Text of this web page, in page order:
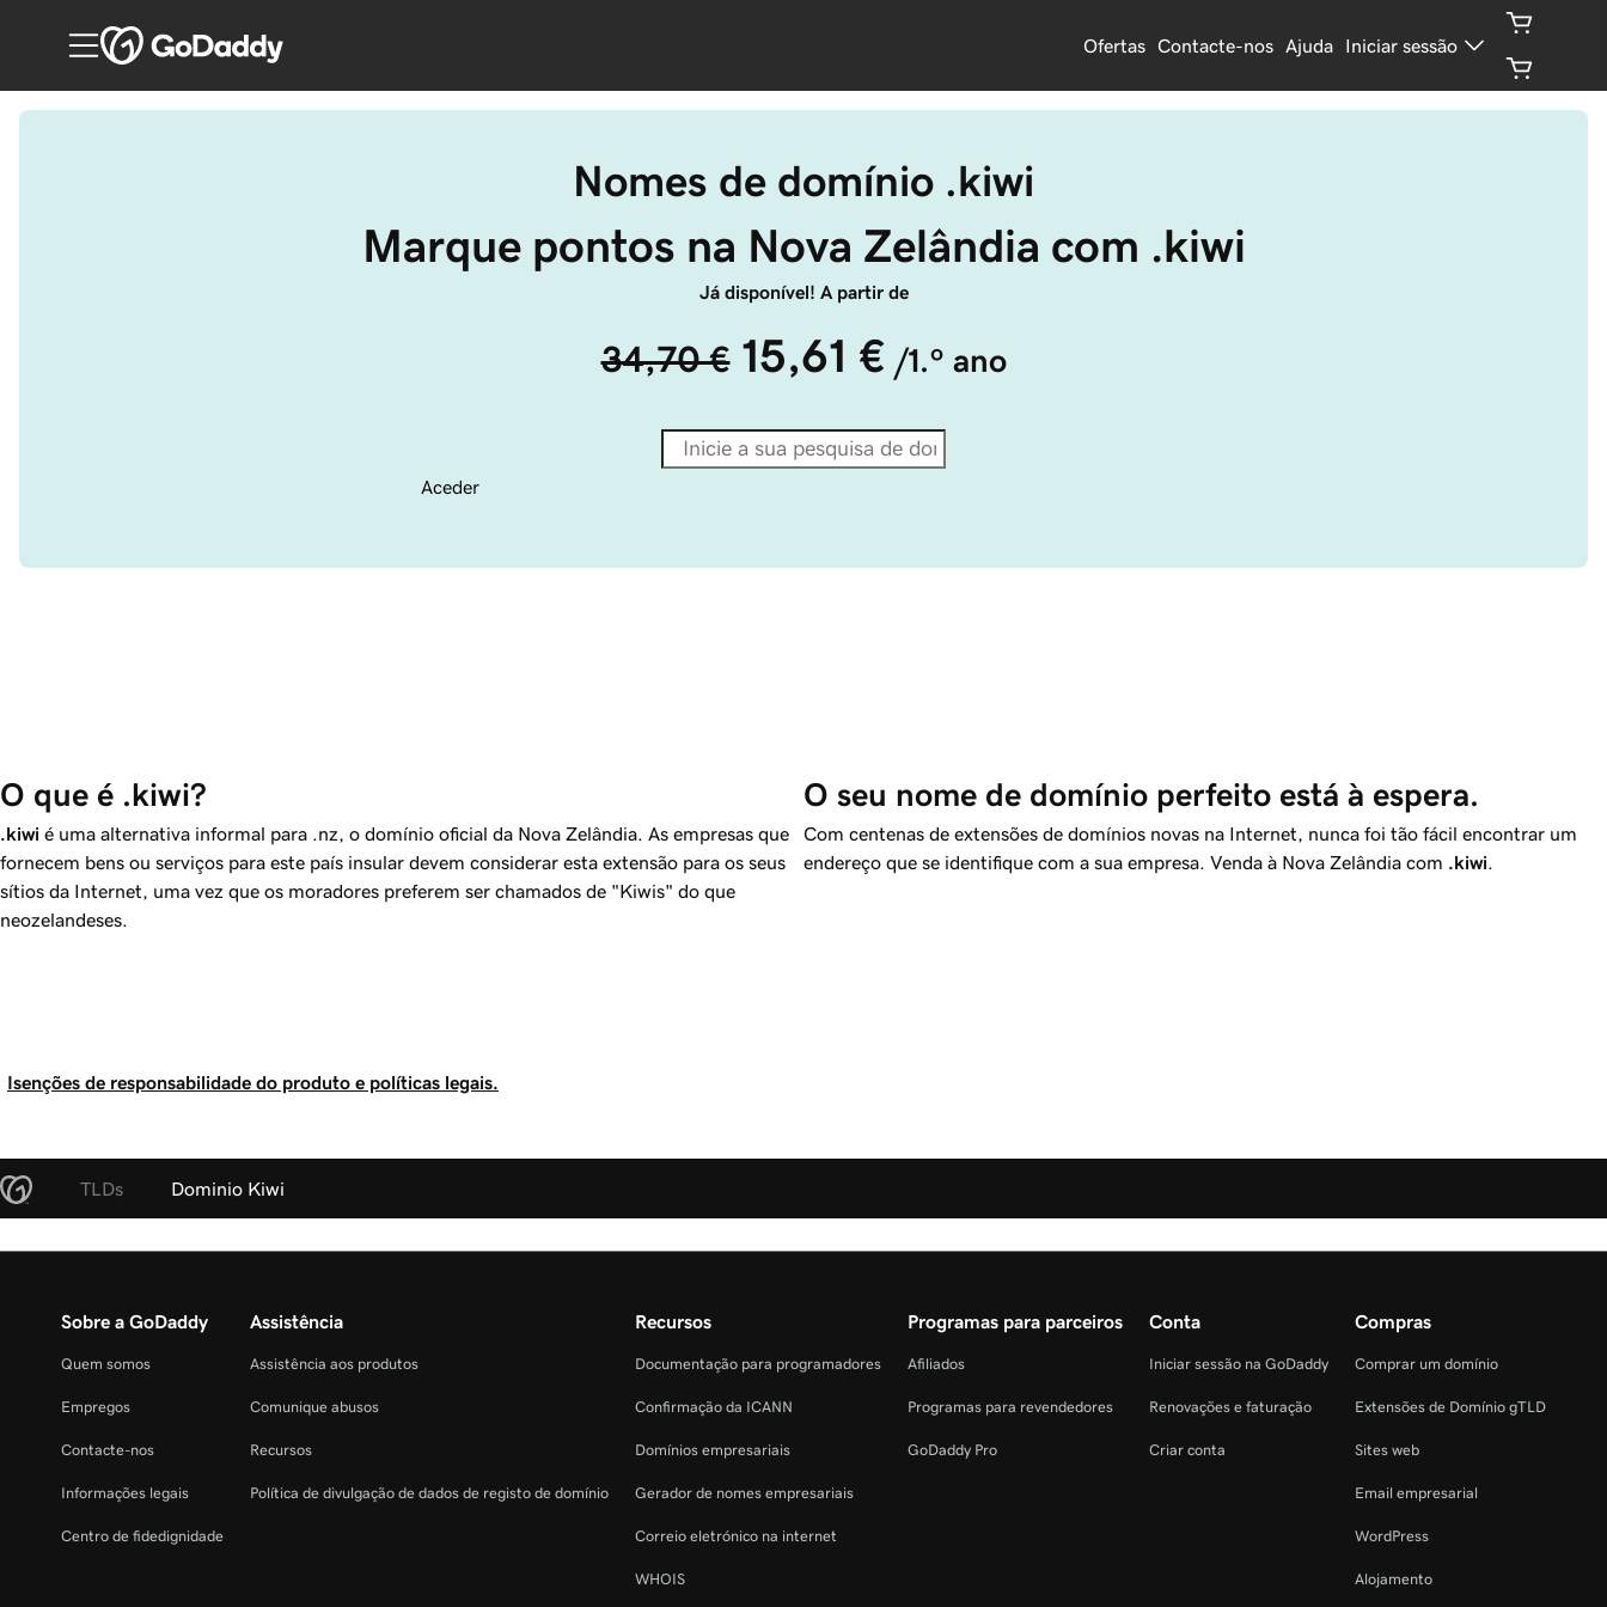
Ofertas Contacte-nos Ajuda Iniciar sessão
Nomes de domínio .kiwi
Marque pontos na Nova Zelândia com .kiwi
Já disponível! A partir de
34,70 € 15,61 € /1.º ano
Aceder
O que é .kiwi?
.kiwi é uma alternativa informal para .nz, o domínio oficial da Nova Zelândia. As empresas que
fornecem bens ou serviços para este país insular devem considerar esta extensão para os seus
sítios da Internet, uma vez que os moradores preferem ser chamados de "Kiwis" do que
neozelandeses.
O seu nome de domínio perfeito está à espera.
Com centenas de extensões de domínios novas na Internet, nunca foi tão fácil encontrar um
endereço que se identifique com a sua empresa. Venda à Nova Zelândia com .kiwi.
Isenções de responsabilidade do produto e políticas legais.
TLDs Dominio Kiwi
Sobre a GoDaddy
Quem somos
Empregos
Contacte-nos
Informações legais
Centro de fidedignidade
Assistência
Assistência aos produtos
Comunique abusos
Recursos
Política de divulgação de dados de registo de domínio
Recursos
Documentação para programadores
Confirmação da ICANN
Domínios empresariais
Gerador de nomes empresariais
Correio eletrónico na internet
WHOIS
Programas para parceiros
Afiliados
Programas para revendedores
GoDaddy Pro
Conta
Iniciar sessão na GoDaddy
Renovações e faturação
Criar conta
Compras
Comprar um domínio
Extensões de Domínio gTLD
Sites web
Email empresarial
WordPress
Alojamento